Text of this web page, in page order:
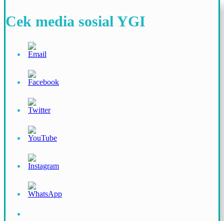
Cek media sosial YGI